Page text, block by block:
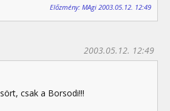
Előzmény: MAgi 2003.05.12. 12:49
2003.05.12. 12:49
csak a Borsodi!!!